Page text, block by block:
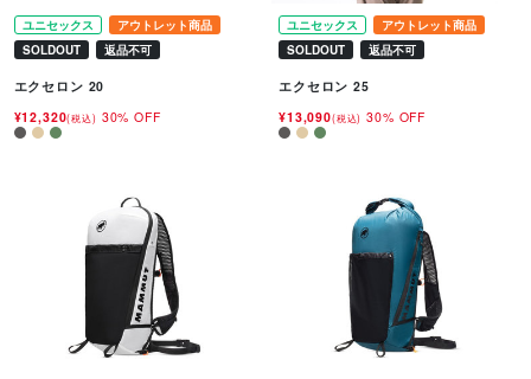
ユニセックス
アウトレット商品
SOLDOUT
返品不可
エクセロン 20
¥12,320(税込) 30% OFF
ユニセックス
アウトレット商品
SOLDOUT
返品不可
エクセロン 25
¥13,090(税込) 30% OFF